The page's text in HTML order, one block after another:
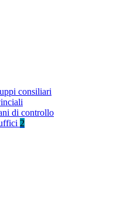
consiliari
di controllo
2